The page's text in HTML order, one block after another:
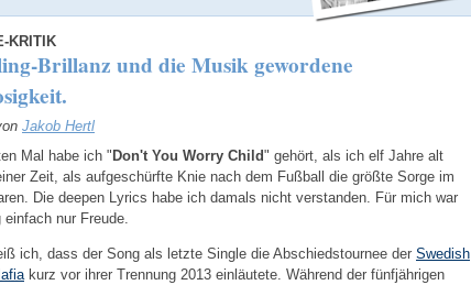
KRITIK
Brillanz und die Musik gewordene
Jakob Hertl
Mal habe ich " Don't You Worry Child" gehört, als ich elf Jahre alt
Zeit, als aufgeschürfte Knie nach dem Fußball die größte Sorge im
Die deepen Lyrics habe ich damals nicht verstanden. Für mich war
einfach nur Freude.
ich, dass der Song als letzte Single die Abschiedstournee der Swedish
kurz vor ihrer Trennung 2013 einläutete. Während der fünfjährigen